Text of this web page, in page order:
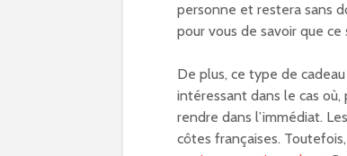
personne et restera sans
pour vous de savoir que
De plus, ce type de
intéressant dans le cas où,
rendre dans l’immédiat.
côtes françaises.